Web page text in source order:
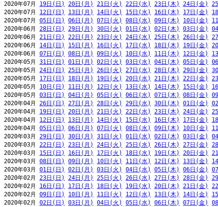
2020年07月 19日(日) 20日(月) 21日(火) 22日(水) 23日(木) 24日(金)
2020年07月 12日(日) 13日(月) 14日(火) 15日(水) 16日(木) 17日(金)
2020年07月 05日(日) 06日(月) 07日(火) 08日(水) 09日(木) 10日(金)
2020年06月 28日(日) 29日(月) 30日(火) 01日(水) 02日(木) 03日(金)
2020年06月 21日(日) 22日(月) 23日(火) 24日(水) 25日(木) 26日(金)
2020年06月 14日(日) 15日(月) 16日(火) 17日(水) 18日(木) 19日(金)
2020年06月 07日(日) 08日(月) 09日(火) 10日(水) 11日(木) 12日(金)
2020年05月 31日(日) 01日(月) 02日(火) 03日(水) 04日(木) 05日(金)
2020年05月 24日(日) 25日(月) 26日(火) 27日(水) 28日(木) 29日(金)
2020年05月 17日(日) 18日(月) 19日(火) 20日(水) 21日(木) 22日(金)
2020年05月 10日(日) 11日(月) 12日(火) 13日(水) 14日(木) 15日(金)
2020年05月 03日(日) 04日(月) 05日(火) 06日(水) 07日(木) 08日(金)
2020年04月 26日(日) 27日(月) 28日(火) 29日(水) 30日(木) 01日(金)
2020年04月 19日(日) 20日(月) 21日(火) 22日(水) 23日(木) 24日(金)
2020年04月 12日(日) 13日(月) 14日(火) 15日(水) 16日(木) 17日(金)
2020年04月 05日(日) 06日(月) 07日(火) 08日(水) 09日(木) 10日(金)
2020年03月 29日(日) 30日(月) 31日(火) 01日(水) 02日(木) 03日(金)
2020年03月 22日(日) 23日(月) 24日(火) 25日(水) 26日(木) 27日(金)
2020年03月 15日(日) 16日(月) 17日(火) 18日(水) 19日(木) 20日(金)
2020年03月 08日(日) 09日(月) 10日(火) 11日(水) 12日(木) 13日(金)
2020年03月 01日(日) 02日(月) 03日(火) 04日(水) 05日(木) 06日(金)
2020年02月 23日(日) 24日(月) 25日(火) 26日(水) 27日(木) 28日(金)
2020年02月 16日(日) 17日(月) 18日(火) 19日(水) 20日(木) 21日(金)
2020年02月 09日(日) 10日(月) 11日(火) 12日(水) 13日(木) 14日(金)
2020年02月 02日(日) 03日(月) 04日(火) 05日(水) 06日(木) 07日(金)